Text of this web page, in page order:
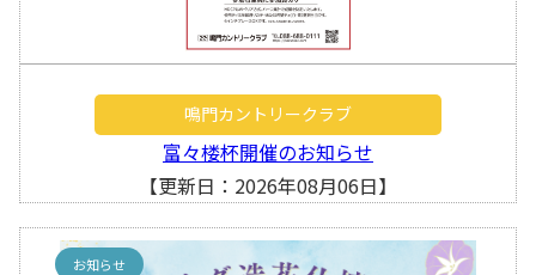
鳴門カントリークラブ
富々楼杯開催のお知らせ
【更新日：2026年08月06日】
お知らせ